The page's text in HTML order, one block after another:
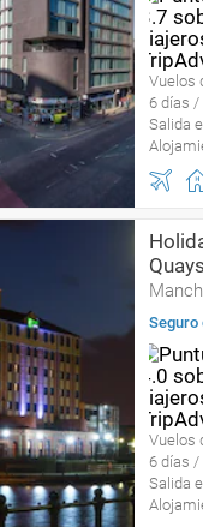
Vuelos
6 días /
Salida
Seguro
Vuelos
6 días /
Salida